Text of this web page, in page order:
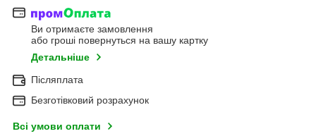
Ви отримаєте замовлення
або гроші повернуться на вашу картку
Детальніше
Післяплата
Безготівковий розрахунок
Всі умови оплати